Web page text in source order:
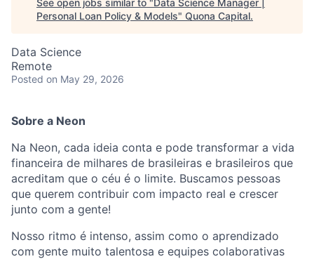
See open jobs similar to "Data Science Manager |
Personal Loan Policy & Models" Quona Capital.
Data Science
Remote
Posted on May 29, 2026
Sobre a Neon
Na Neon, cada ideia conta e pode transformar a vida
financeira de milhares de brasileiras e brasileiros que
acreditam que o céu é o limite. Buscamos pessoas
que querem contribuir com impacto real e crescer
junto com a gente!
Nosso ritmo é intenso, assim como o aprendizado
com gente muito talentosa e equipes colaborativas